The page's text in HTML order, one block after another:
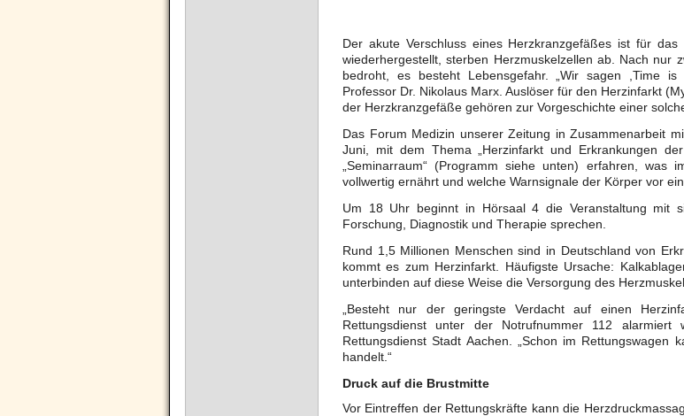
Der akute Verschluss eines Herzkranzgefäßes ist für
wiederhergestellt, sterben Herzmuskelzellen ab. Nach
bedroht, es besteht Lebensgefahr. „Wir sagen ,Time is
Professor Dr. Nikolaus Marx. Auslöser für den Herzinfarkt
der Herzkranzgefäße gehören zur Vorgeschichte einer
Das Forum Medizin unserer Zeitung in Zusammenarbeit
Juni, mit dem Thema „Herzinfarkt und Erkrankungen
„Seminarraum“ (Programm siehe unten) erfahren,
vollwertig ernährt und welche Warnsignale der Körper vor
Um 18 Uhr beginnt in Hörsaal 4 die Veranstaltung mit
Forschung, Diagnostik und Therapie sprechen.
Rund 1,5 Millionen Menschen sind in Deutschland von
kommt es zum Herzinfarkt. Häufigste Ursache:
unterbinden auf diese Weise die Versorgung des
„Besteht nur der geringste Verdacht auf einen
Rettungsdienst unter der Notrufnummer 112
Rettungsdienst Stadt Aachen. „Schon im
handelt.“
Druck auf die Brustmitte
Vor Eintreffen der Rettungskräfte kann die